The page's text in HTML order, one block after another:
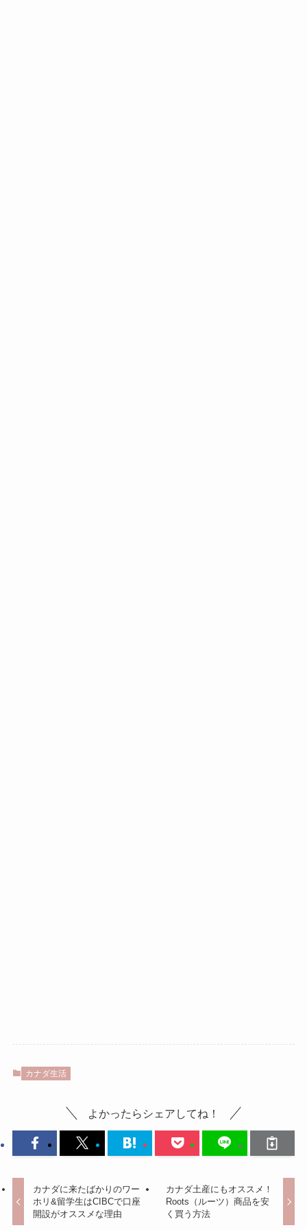
カナダ生活
よかったらシェアしてね！
カナダに来たばかりのワー
ホリ&留学生はCIBCで口座
開設がオススメな理由
カナダ土産にもオススメ！
Roots（ルーツ）商品を安
く買う方法